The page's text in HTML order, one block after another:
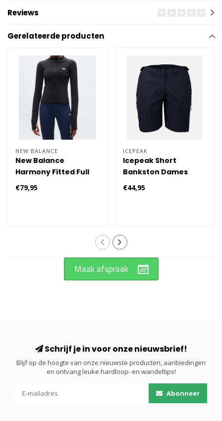
Reviews
Gerelateerde producten
NEW BALANCE
New Balance
Harmony Fitted Full
Zip Hardloopkleding
Dames - Zwart
€79,95
ICEPEAK
Icepeak Short
Bankston Dames
€44,95
Maak afspraak
Schrijf je in voor onze nieuwsbrief!
Blijf op de hoogte van onze nieuwste producten, aanbiedingen
en ontvang leuke hardloop- en wandeltips!
Abonneer